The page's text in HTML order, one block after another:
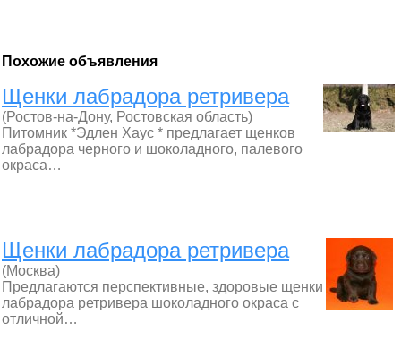
Похожие объявления
Щенки лабрадора ретривера
(Ростов-на-Дону, Ростовская область)
Питомник *Эдлен Хаус * предлагает щенков
лабрадора черного и шоколадного, палевого
окраса…
Щенки лабрадора ретривера
(Москва)
Предлагаются перспективные, здоровые щенки
лабрадора ретривера шоколадного окраса с
отличной…